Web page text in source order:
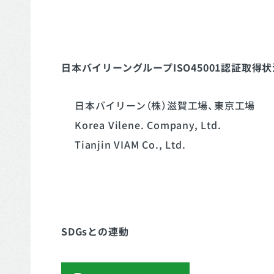
日本バイリーングループISO45001認証取得
日本バイリーン（株）滋賀工場、東京工場
Korea Vilene. Company, Ltd.
Tianjin VIAM Co., Ltd.
SDGsとの連動